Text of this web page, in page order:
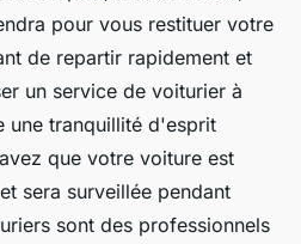
pour vous restituer votre
de repartir rapidement et
un service de voiturier à
une tranquillité d'esprit
que votre voiture est
sera surveillée pendant
sont des professionnels